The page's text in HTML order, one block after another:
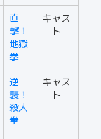
直
撃！
地獄
拳
キャス
ト
逆
襲！
殺人
拳
キャス
ト